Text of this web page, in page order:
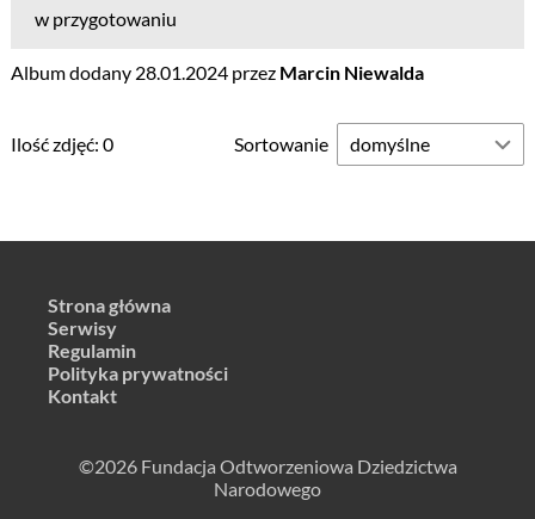
w przygotowaniu
Album dodany 28.01.2024 przez Marcin Niewalda
Ilość zdjęć: 0 Sortowanie
Strona główna
Serwisy
Regulamin
Polityka prywatności
Kontakt
©2026 Fundacja Odtworzeniowa Dziedzictwa
Narodowego